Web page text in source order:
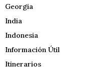
Georgia
India
Indonesia
Información Útil
Itinerarios